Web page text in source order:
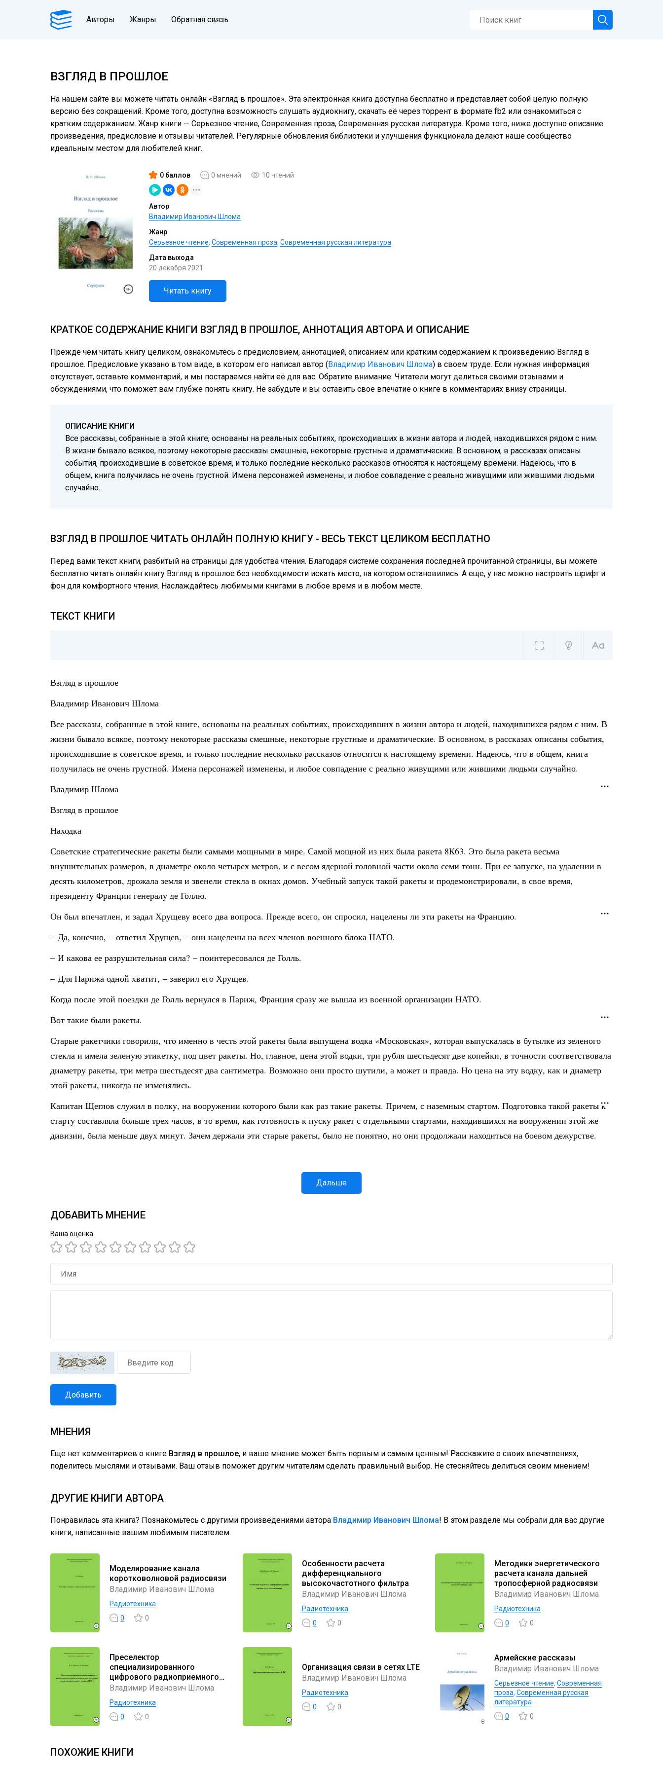
Авторы Жанры Обратная связь
ВЗГЛЯД В ПРОШЛОЕ
На нашем сайте вы можете читать онлайн «Взгляд в прошлое». Эта электронная книга доступна бесплатно и представляет собой целую полную
версию без сокращений. Кроме того, доступна возможность слушать аудиокнигу, скачать её через торрент в формате fb2 или ознакомиться с
кратким содержанием. Жанр книги — Серьезное чтение, Современная проза, Современная русская литература. Кроме того, ниже доступно описание
произведения, предисловие и отзывы читателей. Регулярные обновления библиотеки и улучшения функционала делают наше сообщество
идеальным местом для любителей книг.
0 баллов 0 мнений 10 чтений
Автор
Владимир Иванович Шлома
Жанр
Серьезное чтение, Современная проза, Современная русская литература
Дата выхода
20 декабря 2021
Читать книгу
КРАТКОЕ СОДЕРЖАНИЕ КНИГИ ВЗГЛЯД В ПРОШЛОЕ, АННОТАЦИЯ АВТОРА И ОПИСАНИЕ
Прежде чем читать книгу целиком, ознакомьтесь с предисловием, аннотацией, описанием или кратким содержанием к произведению Взгляд в
прошлое. Предисловие указано в том виде, в котором его написал автор (Владимир Иванович Шлома) в своем труде. Если нужная информация
отсутствует, оставьте комментарий, и мы постараемся найти её для вас. Обратите внимание: Читатели могут делиться своими отзывами и
обсуждениями, что поможет вам глубже понять книгу. Не забудьте и вы оставить свое впечатие о книге в комментариях внизу страницы.
ОПИСАНИЕ КНИГИ
Все рассказы, собранные в этой книге, основаны на реальных событиях, происходивших в жизни автора и людей, находившихся рядом с ним.
В жизни бывало всякое, поэтому некоторые рассказы смешные, некоторые грустные и драматические. В основном, в рассказах описаны
события, происходившие в советское время, и только последние несколько рассказов относятся к настоящему времени. Надеюсь, что в
общем, книга получилась не очень грустной. Имена персонажей изменены, и любое совпадение с реально живущими или жившими людьми
случайно.
ВЗГЛЯД В ПРОШЛОЕ ЧИТАТЬ ОНЛАЙН ПОЛНУЮ КНИГУ - ВЕСЬ ТЕКСТ ЦЕЛИКОМ БЕСПЛАТНО
Перед вами текст книги, разбитый на страницы для удобства чтения. Благодаря системе сохранения последней прочитанной страницы, вы можете
бесплатно читать онлайн книгу Взгляд в прошлое без необходимости искать место, на котором остановились. А еще, у нас можно настроить шрифт и
фон для комфортного чтения. Наслаждайтесь любимыми книгами в любое время и в любом месте.
ТЕКСТ КНИГИ
Взгляд в прошлое
Владимир Иванович Шлома
Все рассказы, собранные в этой книге, основаны на реальных событиях, происходивших в жизни автора и людей, находившихся рядом с ним. В
жизни бывало всякое, поэтому некоторые рассказы смешные, некоторые грустные и драматические. В основном, в рассказах описаны события,
происходившие в советское время, и только последние несколько рассказов относятся к настоящему времени. Надеюсь, что в общем, книга
получилась не очень грустной. Имена персонажей изменены, и любое совпадение с реально живущими или жившими людьми случайно.
Владимир Шлома
Взгляд в прошлое
Находка
Советские стратегические ракеты были самыми мощными в мире. Самой мощной из них была ракета 8К63. Это была ракета весьма
внушительных размеров, в диаметре около четырех метров, и с весом ядерной головной части около семи тонн. При ее запуске, на удалении в
десять километров, дрожала земля и звенели стекла в окнах домов. Учебный запуск такой ракеты и продемонстрировали, в свое время,
президенту Франции генералу де Голлю.
Он был впечатлен, и задал Хрущеву всего два вопроса. Прежде всего, он спросил, нацелены ли эти ракеты на Францию.
– Да, конечно, – ответил Хрущев, – они нацелены на всех членов военного блока НАТО.
– И какова ее разрушительная сила? – поинтересовался де Голль.
– Для Парижа одной хватит, – заверил его Хрущев.
Когда после этой поездки де Голль вернулся в Париж, Франция сразу же вышла из военной организации НАТО.
Вот такие были ракеты.
Старые ракетчики говорили, что именно в честь этой ракеты была выпущена водка «Московская», которая выпускалась в бутылке из зеленого
стекла и имела зеленую этикетку, под цвет ракеты. Но, главное, цена этой водки, три рубля шестьдесят две копейки, в точности соответствовала
диаметру ракеты, три метра шестьдесят два сантиметра. Возможно они просто шутили, а может и правда. Но цена на эту водку, как и диаметр
этой ракеты, никогда не изменялись.
Капитан Щеглов служил в полку, на вооружении которого были как раз такие ракеты. Причем, с наземным стартом. Подготовка такой ракеты к
старту составляла больше трех часов, в то время, как готовность к пуску ракет с отдельными стартами, находившихся на вооружении этой же
дивизии, была меньше двух минут. Зачем держали эти старые ракеты, было не понятно, но они продолжали находиться на боевом дежурстве.
Дальше
ДОБАВИТЬ МНЕНИЕ
Ваша оценка
Добавить
МНЕНИЯ
Еще нет комментариев о книге Взгляд в прошлое, и ваше мнение может быть первым и самым ценным! Расскажите о своих впечатлениях,
поделитесь мыслями и отзывами. Ваш отзыв поможет другим читателям сделать правильный выбор. Не стесняйтесь делиться своим мнением!
ДРУГИЕ КНИГИ АВТОРА
Понравилась эта книга? Познакомьтесь с другими произведениями автора Владимир Иванович Шлома! В этом разделе мы собрали для вас другие
книги, написанные вашим любимым писателем.
Моделирование канала
коротковолновой радиосвязи
Владимир Иванович Шлома
Радиотехника
0
0
Особенности расчета
дифференциального
высокочастотного фильтра
Владимир Иванович Шлома
Радиотехника
0
0
Методики энергетического
расчета канала дальней
тропосферной радиосвязи
Владимир Иванович Шлома
Радиотехника
0
0
Преселектор
специализированного
цифрового радиоприемного
устройства
Владимир Иванович Шлома
Радиотехника
0
0
Организация связи в сетях LTE
Владимир Иванович Шлома
Радиотехника
0
0
Армейские рассказы
Владимир Иванович Шлома
Серьезное чтение, Современная
проза, Современная русская
литература
0
0
ПОХОЖИЕ КНИГИ